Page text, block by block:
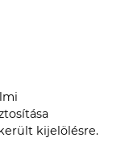
kijelölésre.